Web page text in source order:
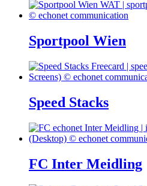
Sportpool Wien
Speed Stacks
FC Inter Meidling